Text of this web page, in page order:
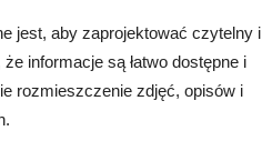
jest, aby zaprojektować czytelny i
informacje są łatwo dostępne i
rozmieszczenie zdjęć, opisów i